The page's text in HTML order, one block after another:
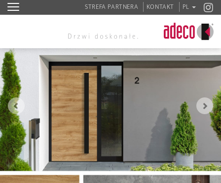
STREFA PARTNERA KONTAKT PL
Zurück Vor